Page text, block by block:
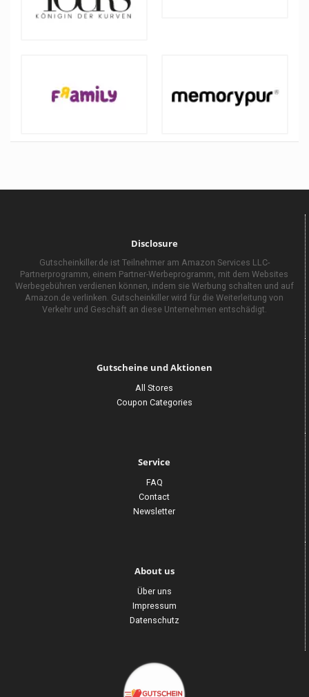
Disclosure
Gutscheinkiller.de ist Teilnehmer am Amazon Services LLC-
Partnerprogramm, einem Partner-Werbeprogramm, mit dem Websites
Werbegebühren verdienen können, indem sie Werbung schalten und auf
Amazon.de verlinken. Gutscheinkiller wird für die Weiterleitung von
Verkehr und Geschäft an diese Unternehmen entschädigt.
Gutscheine und Aktionen
All Stores
Coupon Categories
Service
FAQ
Contact
Newsletter
About us
Über uns
Impressum
Datenschutz